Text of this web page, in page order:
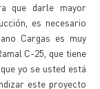
que darle mayor
es necesario
Cargas es muy
C-25, que tiene
yo se usted está
este proyecto